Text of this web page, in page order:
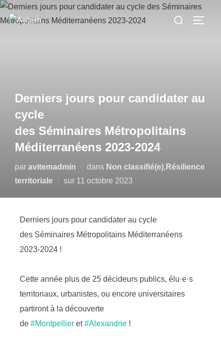
Derniers jours pour candidater au
cycle
des Séminaires Métropolitains
Méditerranéens 2023-2024
par avitemadmin dans Non classifié(e), Résilience
territoriale
sur 11 octobre 2023
Derniers jours pour candidater au cycle
des Séminaires Métropolitains Méditerranéens
2023-2024 !
Cette année plus de 25 décideurs publics, élu·e·s
territoriaux, urbanistes, ou encore universitaires
partiront à la découverte
de #Montpellier et#Alexandrie !